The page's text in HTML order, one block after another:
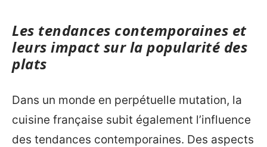
Les tendances contemporaines et
leurs impact sur la popularité des
plats
Dans un monde en perpétuelle mutation, la
cuisine française subit également l’influence
des tendances contemporaines. Des aspects